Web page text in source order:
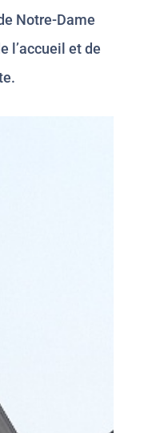
Notre-Dame
l’accueil et de